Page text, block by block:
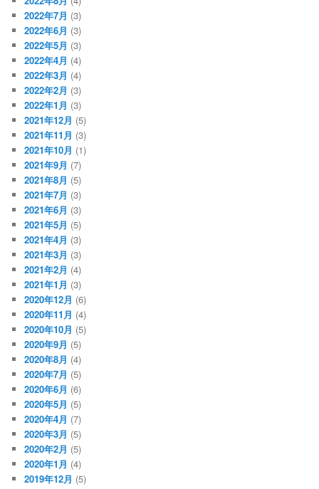
2022年7月 (3)
2022年6月 (3)
2022年5月 (3)
2022年4月 (4)
2022年3月 (4)
2022年2月 (3)
2022年1月 (3)
2021年12月 (5)
2021年11月 (3)
2021年10月 (1)
2021年9月 (7)
2021年8月 (5)
2021年7月 (3)
2021年6月 (3)
2021年5月 (5)
2021年4月 (3)
2021年3月 (3)
2021年2月 (4)
2021年1月 (3)
2020年12月 (6)
2020年11月 (4)
2020年10月 (5)
2020年9月 (5)
2020年8月 (4)
2020年7月 (5)
2020年6月 (6)
2020年5月 (5)
2020年4月 (7)
2020年3月 (5)
2020年2月 (5)
2020年1月 (4)
2019年12月 (5)